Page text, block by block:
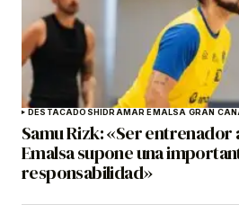
DESTACADOSHIDRAMAR EMALSA GRAN
Samu Rizk: «Ser entrenador
Emalsa supone una
responsabilidad»